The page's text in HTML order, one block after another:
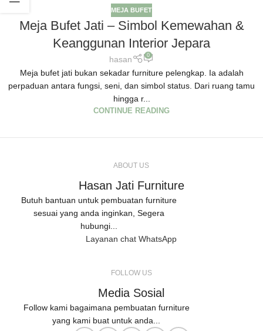
MEJA BUFET
Meja Bufet Jati – Simbol Kemewahan &
Keanggunan Interior Jepara
hasan 0
Meja bufet jati bukan sekadar furniture pelengkap. Ia adalah
perpaduan antara fungsi, seni, dan simbol status. Dari ruang tamu
hingga r...
CONTINUE READING
ABOUT US
Hasan Jati Furniture
Butuh bantuan untuk pembuatan furniture
sesuai yang anda inginkan, Segera
hubungi...
Layanan chat WhatsApp
FOLLOW US
Media Sosial
Follow kami bagaimana pembuatan furniture
yang kami buat untuk anda...